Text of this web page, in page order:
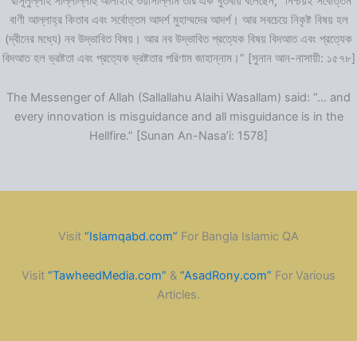
বাণী আল্লাহ্‌র কিতাব এবং সর্বোত্তম আদর্শ মুহাম্মদের আদর্শ। আর সবচেয়ে নিকৃষ্ট বিষয় হল
(দ্বীনের মধ্যে) নব উদ্ভাবিত বিষয়। আর নব উদ্ভাবিত প্রত্যেক বিষয় বিদআত এবং প্রত্যেক
বিদআত হল ভ্রষ্টতা এবং প্রত্যেক ভ্রষ্টতার পরিণাম জাহান্নাম।” [সুনান আন-নাসায়ী: ১৫৭৮]
The Messenger of Allah (Sallallahu Alaihi Wasallam) said: “… and
every innovation is misguidance and all misguidance is in the
Hellfire.” [Sunan An-Nasa’i: 1578]
Visit “Islamqabd.com” For Bangla Islamic QA
Visit “TawheedMedia.com” & “AsadRony.com” For Various
Articles.